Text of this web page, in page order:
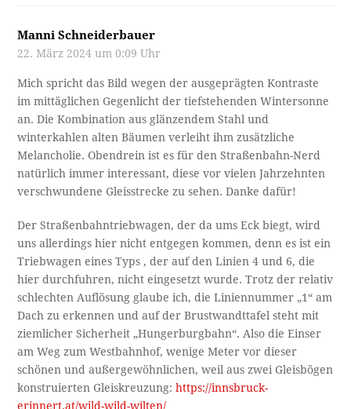
Manni Schneiderbauer
22. März 2024 um 0:09 Uhr
Mich spricht das Bild wegen der ausgeprägten Kontraste
im mittäglichen Gegenlicht der tiefstehenden Wintersonne
an. Die Kombination aus glänzendem Stahl und
winterkahlen alten Bäumen verleiht ihm zusätzliche
Melancholie. Obendrein ist es für den Straßenbahn-Nerd
natürlich immer interessant, diese vor vielen Jahrzehnten
verschwundene Gleisstrecke zu sehen. Danke dafür!
Der Straßenbahntriebwagen, der da ums Eck biegt, wird
uns allerdings hier nicht entgegen kommen, denn es ist ein
Triebwagen eines Typs , der auf den Linien 4 und 6, die
hier durchfuhren, nicht eingesetzt wurde. Trotz der relativ
schlechten Auflösung glaube ich, die Liniennummer „1“ am
Dach zu erkennen und auf der Brustwandttafel steht mit
ziemlicher Sicherheit „Hungerburgbahn“. Also die Einser
am Weg zum Westbahnhof, wenige Meter vor dieser
schönen und außergewöhnlichen, weil aus zwei Gleisbögen
konstruierten Gleiskreuzung:https://innsbruck-
erinnert.at/wild-wild-wilten/